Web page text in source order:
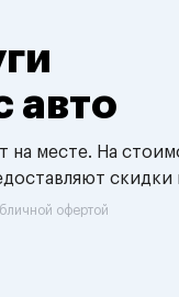
авто
на месте. На
скидки
офертой